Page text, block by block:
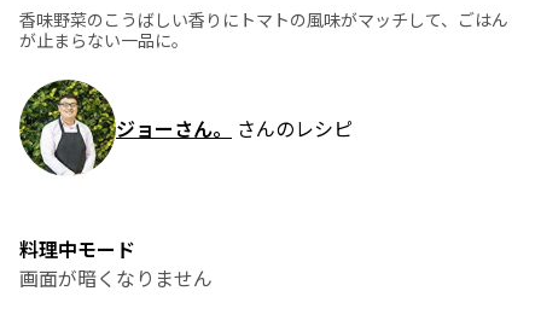
香味野菜のこうばしい香りにトマトの風味がマッチして、ごはん
が止まらない一品に。
ジョーさん。 さんのレシピ
料理中モード
画面が暗くなりません